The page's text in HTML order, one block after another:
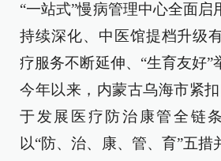
“一站式”慢病管理中心全面启
持续深化、中医馆提档升级
疗服务不断延伸、“生育友好
今年以来，内蒙古乌海市紧
于发展医疗防治康管全链
以“防、治、康、管、育”五措